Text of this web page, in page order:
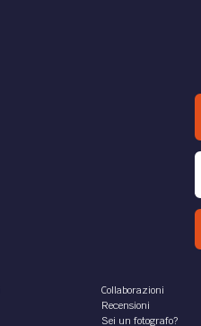
Collaborazioni
Recensioni
Sei un fotografo?